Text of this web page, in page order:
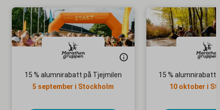
15 % alumnirabatt på Tjejmilen
5 september i Stockholm
15 % alumnirabatt
10 oktober i